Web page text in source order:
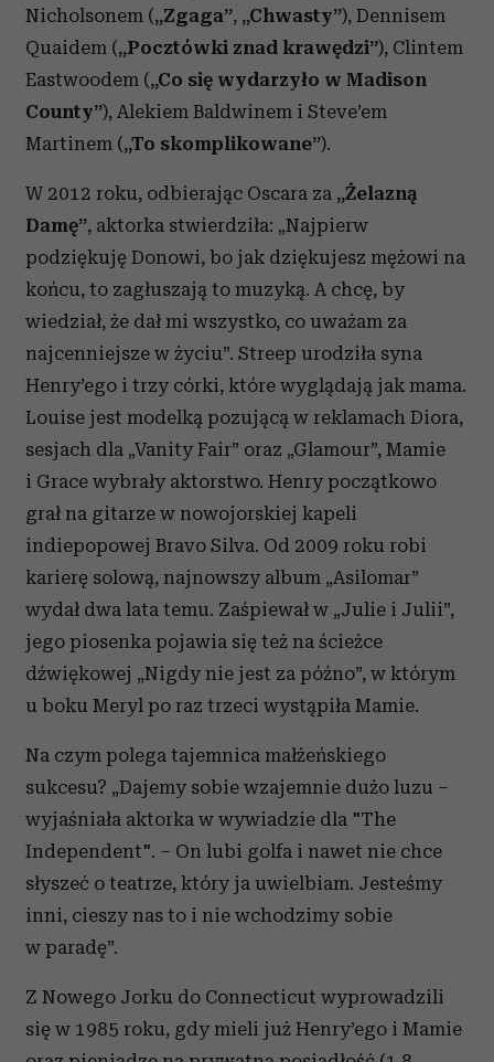
Nicholsonem („Zgaga”, „Chwasty”), Dennisem
Quaidem („Pocztówki znad krawędzi”), Clintem
Eastwoodem („Co się wydarzyło w Madison
County”), Alekiem Baldwinem i Steve’em
Martinem („To skomplikowane”).
W 2012 roku, odbierając Oscara za „Żelazną
Damę”, aktorka stwierdziła: „Najpierw
podziękuję Donowi, bo jak dziękujesz mężowi na
końcu, to zagłuszają to muzyką. A chcę, by
wiedział, że dał mi wszystko, co uważam za
najcenniejsze w życiu”. Streep urodziła syna
Henry’ego i trzy córki, które wyglądają jak mama.
Louise jest modelką pozującą w reklamach Diora,
sesjach dla „Vanity Fair” oraz „Glamour”, Mamie
i Grace wybrały aktorstwo. Henry początkowo
grał na gitarze w nowojorskiej kapeli
indiepopowej Bravo Silva. Od 2009 roku robi
karierę solową, najnowszy album „Asilomar”
wydał dwa lata temu. Zaśpiewał w „Julie i Julii”,
jego piosenka pojawia się też na ścieżce
dźwiękowej „Nigdy nie jest za późno”, w którym
u boku Meryl po raz trzeci wystąpiła Mamie.
Na czym polega tajemnica małżeńskiego
sukcesu? „Dajemy sobie wzajemnie dużo luzu –
wyjaśniała aktorka w wywiadzie dla "The
Independent". – On lubi golfa i nawet nie chce
słyszeć o teatrze, który ja uwielbiam. Jesteśmy
inni, cieszy nas to i nie wchodzimy sobie
w paradę”.
Z Nowego Jorku do Connecticut wyprowadzili
się w 1985 roku, gdy mieli już Henry’ego i Mamie